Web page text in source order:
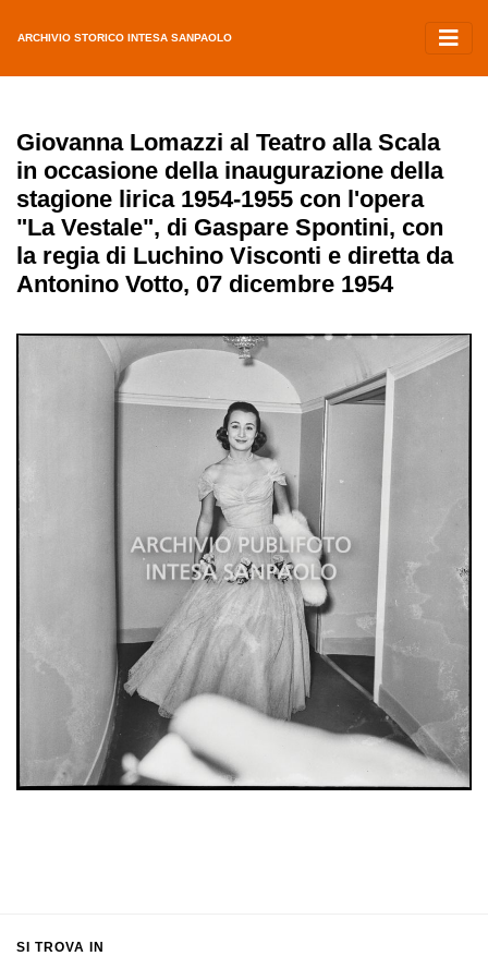
ARCHIVIO STORICO INTESA SANPAOLO
Giovanna Lomazzi al Teatro alla Scala
in occasione della inaugurazione della
stagione lirica 1954-1955 con l'opera
"La Vestale", di Gaspare Spontini, con
la regia di Luchino Visconti e diretta da
Antonino Votto, 07 dicembre 1954
SI TROVA IN